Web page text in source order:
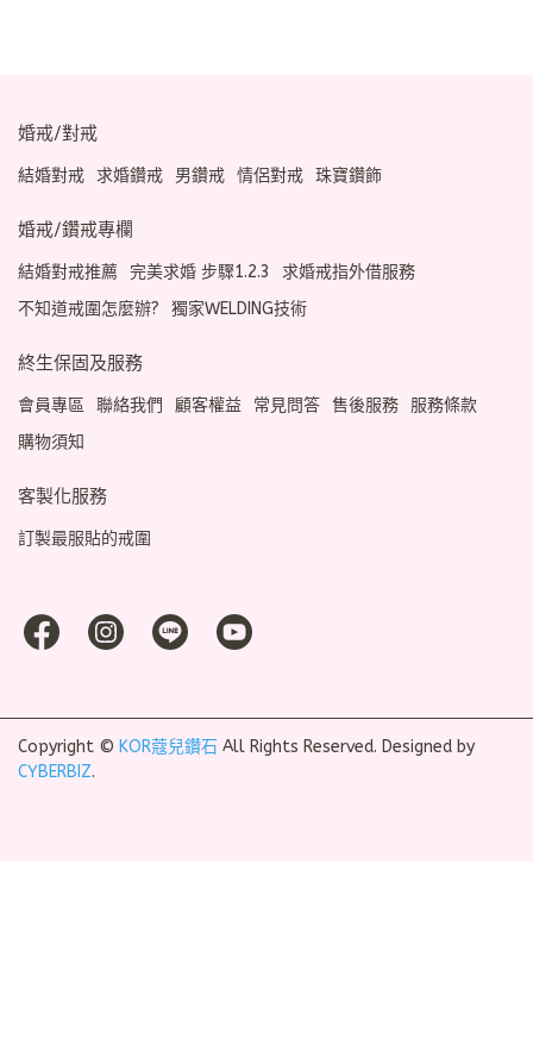
婚戒/對戒
結婚對戒 求婚鑽戒 男鑽戒 情侶對戒 珠寶鑽飾
婚戒/鑽戒專欄
結婚對戒推薦 完美求婚 步驟1.2.3
求婚戒指外借服務
不知道戒圍怎麼辦?
獨家WELDING技術
終生保固及服務
會員專區 聯絡我們 顧客權益 常見問答 售後服務
服務條款
購物須知
客製化服務
訂製最服貼的戒圍
Copyright © KOR蔻兒鑽石 All Rights Reserved. Designed by
CYBERBIZ.